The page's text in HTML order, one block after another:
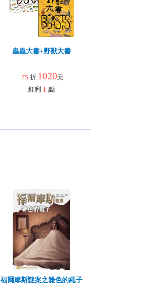
蟲蟲大書+野獸大書
75 折 1020元
紅利 1 點
福爾摩斯謎案之雜色的繩子